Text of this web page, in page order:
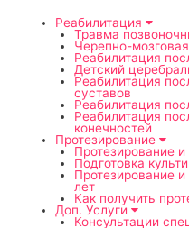
Реабилитация
Травма
Черепно-
Реабилитация
Детский
Реабилитация
суставов
Реабилитация
Реабилитация
конечностей
Протезирование
Протезирование и
Подготовка
Протезирование
лет
Как получить
Доп. Услуги
Консультации